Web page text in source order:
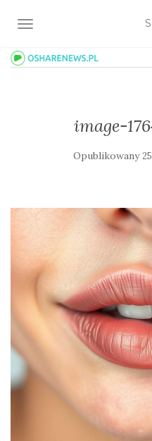
TOGGLE NAVIGATION
image-
Opublikowany